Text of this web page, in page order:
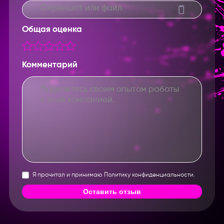
Введите название партнерки,
сервиса,команды и т.п.
Скриншот или файл
Общая оценка
Комментарий
Я прочитал и принимаю Политику конфиденциальности.
Оставить отзыв